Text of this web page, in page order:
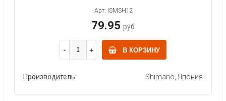
Арт: ISMSH12
79.95 руб
В КОРЗИНУ
Производитель: Shimano, Япония